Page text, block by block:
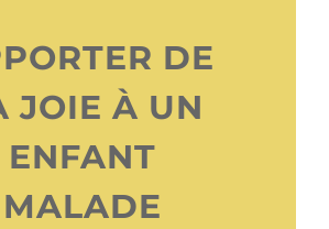
DE
JOIE À UN
ENFANT
MALADE